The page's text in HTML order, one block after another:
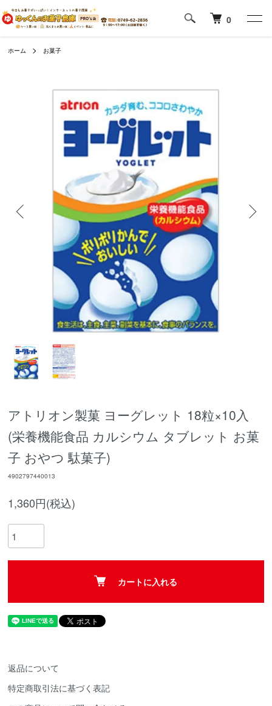
0
ホーム お菓子
アトリオン製菓 ヨーグレット 18粒×10入
(栄養機能食品 カルシウム タブレット お菓
子 おやつ 駄菓子)
4902797440013
1,360円(税込)
カートに入れる
返品について
特定商取引法に基づく表記